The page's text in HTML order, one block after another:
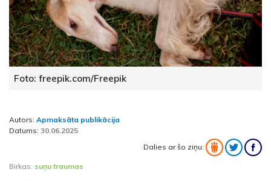
Foto: freepik.com/Freepik
Autors: Apmaksāta publikācija
Datums: 30.06.2025
Dalies ar šo ziņu:
Birkas: suņu traumas